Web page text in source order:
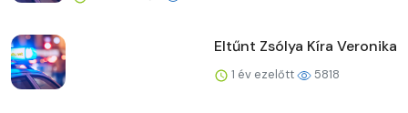
Eltűnt Zsólya Kíra Veronika
1 év ezelőtt 5818